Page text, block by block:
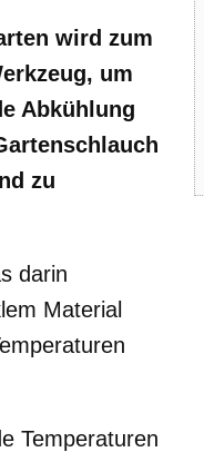
wird zum
um
Abkühlung
zu
darin
Material
Temperaturen